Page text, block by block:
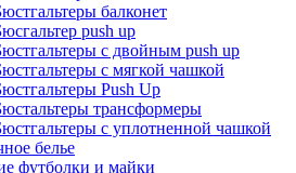
балконет
push up
с двойным push up
с мягкой чашкой
Push Up
трансформеры
с уплотненной чашкой
белье
футболки и майки